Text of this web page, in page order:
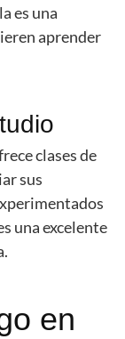
es una
aprender
clases de
sus
una excelente
en